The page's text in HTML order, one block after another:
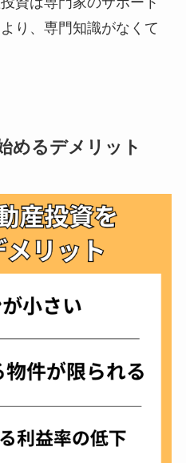
り、専門知識がなくて
めるデメリット